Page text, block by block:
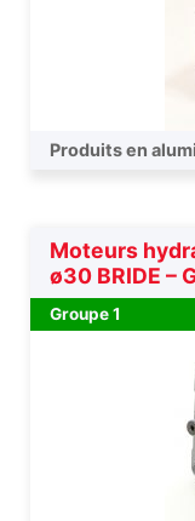
Produits en
Moteurs
ø30 BRIDE –
Groupe 1